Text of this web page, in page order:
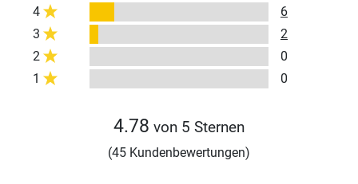
4
6
3
2
2
0
1
0
4.78 von 5 Sternen
(45 Kundenbewertungen)